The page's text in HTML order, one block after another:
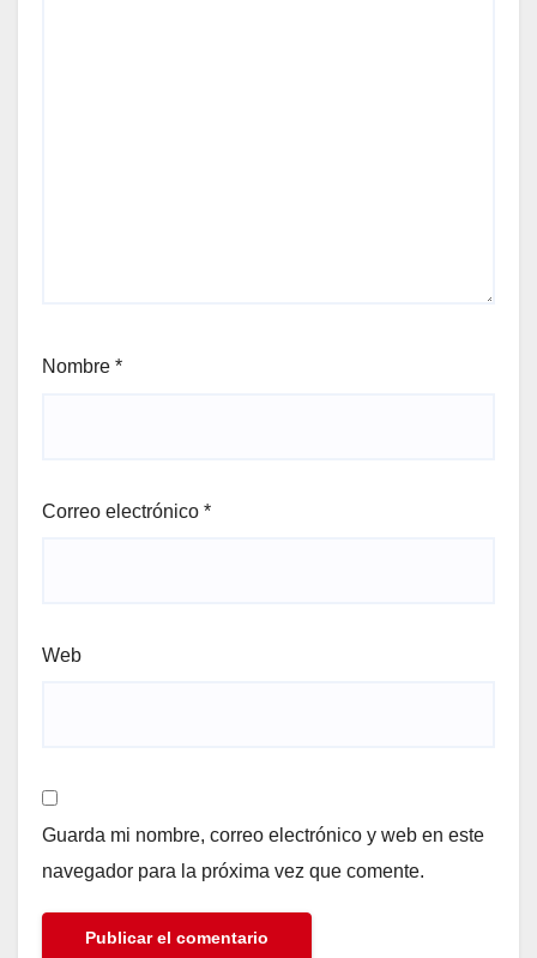
Nombre *
Correo electrónico *
Web
Guarda mi nombre, correo electrónico y web en este
navegador para la próxima vez que comente.